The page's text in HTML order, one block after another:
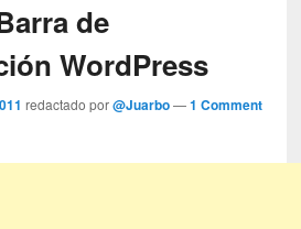
de
WordPress
redactado por@Juarbo —1 Comment